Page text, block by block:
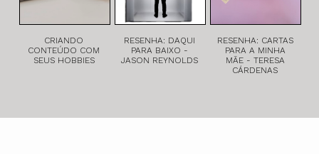
CRIANDO
CONTEÚDO COM
SEUS HOBBIES
RESENHA: DAQUI
PARA BAIXO -
JASON REYNOLDS
RESENHA: CARTAS
PARA A MINHA
MÃE - TERESA
CÁRDENAS